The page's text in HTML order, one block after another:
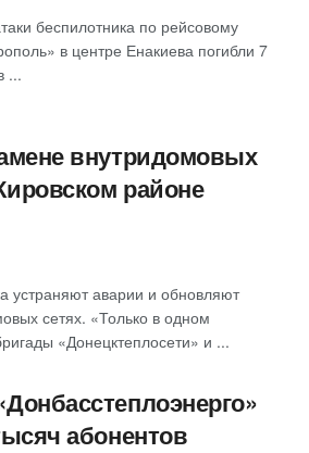
беспилотника по рейсовому
в центре Енакиева погибли 7
...
внутридомовых
районе
устраняют аварии и обновляют
сетях. «Только в одном
«Донецктеплосети» и ...
абонентов